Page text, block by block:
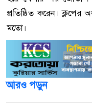
প্রতিষ্ঠিত করেন। ক্লপের
মতো।
আরও পড়ুন